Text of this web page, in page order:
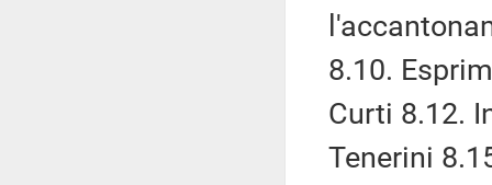
8.10.
Curti 8.12.
Tenerini